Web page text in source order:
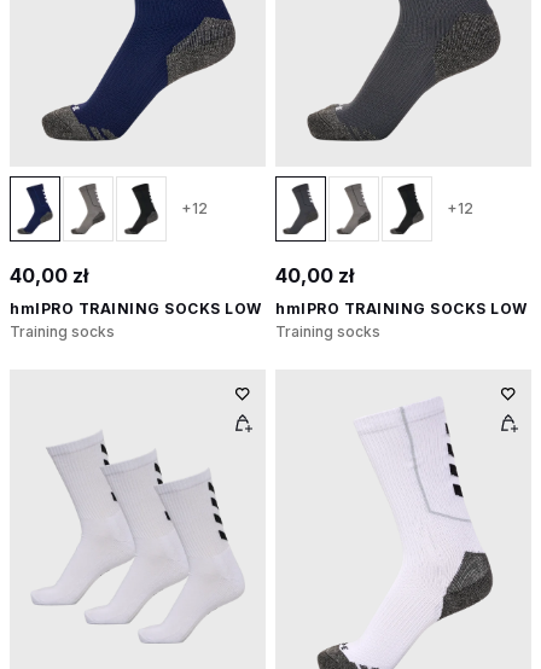
+12
40,00 zł
hmlPRO TRAINING SOCKS LOW
Training socks
+12
40,00 zł
hmlPRO TRAINING SOCKS LOW
Training socks